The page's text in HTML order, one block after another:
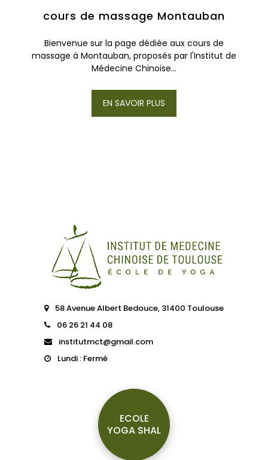
cours de massage Montauban
Bienvenue sur la page dédiée aux cours de
massage à Montauban, proposés par l'Institut de
Médecine Chinoise...
EN SAVOIR PLUS
58 Avenue Albert Bedouce, 31400 Toulouse
06 26 21 44 08
institutmct@gmail.com
Lundi : Fermé
ECOLE
YOGA SHAL